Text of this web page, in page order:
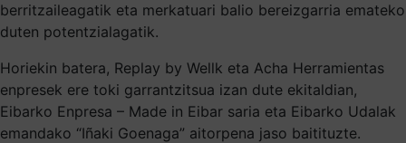
berritzaileagatik eta merkatuari balio bereizgarria emateko
duten potentzialagatik.
Horiekin batera, Replay by Wellk eta Acha Herramientas
enpresek ere toki garrantzitsua izan dute ekitaldian,
Eibarko Enpresa – Made in Eibar saria eta Eibarko Udalak
emandako “Iñaki Goenaga” aitorpena jaso baitituzte.